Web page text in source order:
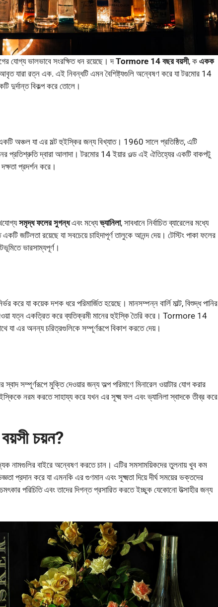
যোগ্য ভালভাবে সংরক্ষিত ধন রয়েছে। দTormore 14 বছর বয়সী, ক একক
যারা রত্ন এক. এই নিবন্ধটি এমন বৈশিষ্ট্যগুলি অন্বেষণ করে যা টরমোর 14
দুর্দান্ত বিকল্প করে তোলে।
অঞ্চল যা এর মল্ট হুইস্কির জন্য বিখ্যাত। 1960 সালে প্রতিষ্ঠিত, এটি
প্রতিশ্রুতি দ্বারা আলাদা। টরমোর 14 ইয়ার ওল্ড এই ঐতিহ্যের একটি বাকপটু
প্রদর্শন করে।
সমৃদ্ধ ফলের সুগন্ধএবং মধ্যেভ্যানিলা, সাবধানে নির্বাচিত ব্যারেলের মধ্যে
জটিলতা রয়েছে যা সবচেয়ে চাহিদাপূর্ণ তালুকে আনন্দ দেয়। টেস্টিং পাকা ফলের
ভারসাম্যপূর্ণ।
যা কয়েক দশক ধরে পরিমার্জিত হয়েছে। মানসম্পন্ন বার্লি মাল্ট, বিশুদ্ধ পানির
নেওয়া যত্ন একত্রিত করে ব্যতিক্রমী মানের হুইস্কি তৈরি করে। Tormore 14
যা এর অনন্য চরিত্রগুলিকে সম্পূর্ণরূপে বিকাশ করতে দেয়।
সম্পূর্ণরূপে মুক্তি দেওয়ার জন্য অল্প পরিমাণে মিনারেল ওয়াটার যোগ করার
নরম করতে সাহায্য করে যখন এর সূক্ষ্ম ফল এবং ভ্যানিলা স্বাদকে তীব্র করে
চয়ন?
নামগুলির বাইরে অন্বেষণ করতে চান। এটির সমসাময়িকদের তুলনায় খুব কম
প্রদান করে যা এমনকি এর গুণমান এবং সূক্ষ্মতা দিয়ে দীর্ঘ সময়ের ভক্তদের
পরিচিতি এবং তাদের দিগন্ত প্রসারিত করতে ইচ্ছুক যেকোনো উত্সাহীর জন্য